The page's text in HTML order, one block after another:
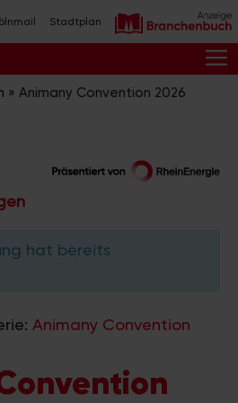
Stadtplan
» Animany Convention 2026
hat bereits
Animany Convention